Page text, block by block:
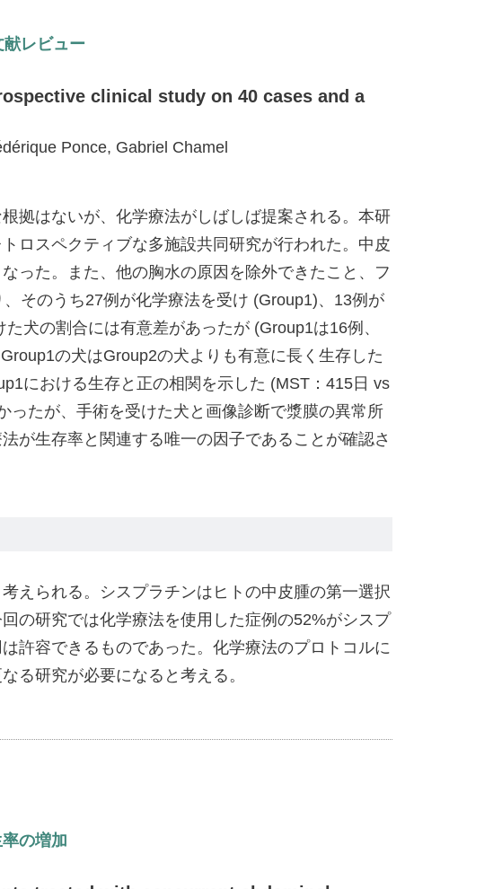
レビュー
clinical study on 40 cases and a
Ponce, Gabriel Chamel
拠はないが、化学療法がしばしば提案される。本研
ロスペクティブな多施設共同研究が行われた。中皮
った。また、他の胸水の原因を除外できたこと、フ
そのうち27例が化学療法を受け (Group1)、13例が
犬の割合には有意差があったが (Group1は16例、
の犬はGroup2の犬よりも有意に長く生存した
における生存と正の相関を示した (MST：415日 vs
たが、手術を受けた犬と画像診断で漿膜の異常所
が生存率と関連する唯一の因子であることが確認さ
えられる。シスプラチンはヒトの中皮腫の第一選択
の研究では化学療法を使用した症例の52%がシスプ
許容できるものであった。化学療法のプロトコルに
る研究が必要になると考える。
の増加